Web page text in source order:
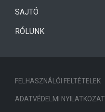
SAJTÓ
RÓLUNK
FELHASZNÁLÓI FELTÉTELEK
ADATVÉDELMI NYILATKOZAT